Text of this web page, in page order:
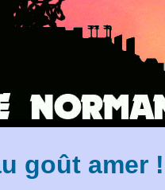
goût amer !